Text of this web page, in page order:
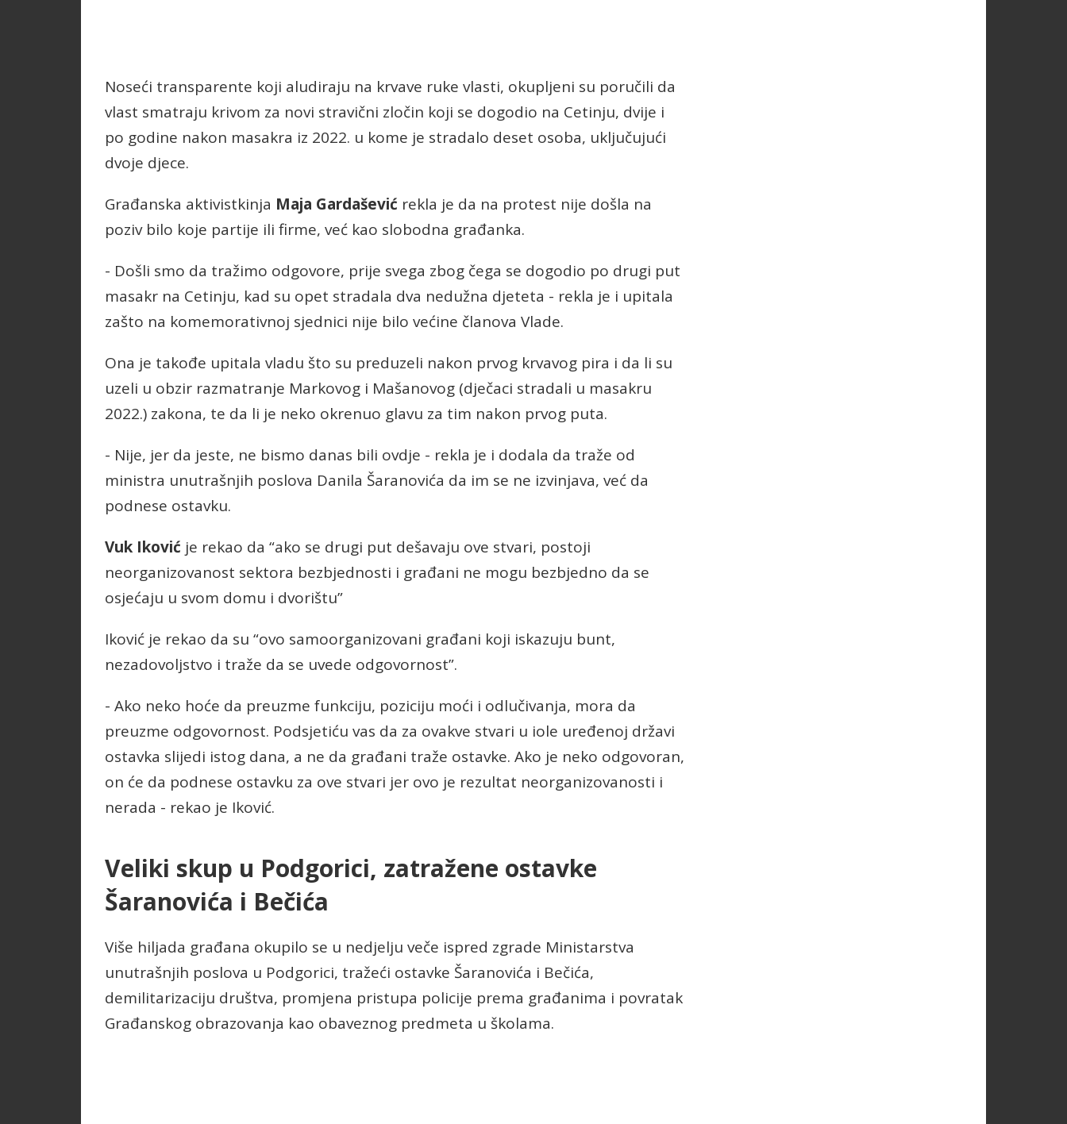
Noseći transparente koji aludiraju na krvave ruke vlasti, okupljeni su poručili da
vlast smatraju krivom za novi stravični zločin koji se dogodio na Cetinju, dvije i
po godine nakon masakra iz 2022. u kome je stradalo deset osoba, uključujući
dvoje djece.
Građanska aktivistkinja Maja Gardašević rekla je da na protest nije došla na
poziv bilo koje partije ili firme, već kao slobodna građanka.
- Došli smo da tražimo odgovore, prije svega zbog čega se dogodio po drugi put
masakr na Cetinju, kad su opet stradala dva nedužna djeteta - rekla je i upitala
zašto na komemorativnoj sjednici nije bilo većine članova Vlade.
Ona je takođe upitala vladu što su preduzeli nakon prvog krvavog pira i da li su
uzeli u obzir razmatranje Markovog i Mašanovog (dječaci stradali u masakru
2022.) zakona, te da li je neko okrenuo glavu za tim nakon prvog puta.
- Nije, jer da jeste, ne bismo danas bili ovdje - rekla je i dodala da traže od
ministra unutrašnjih poslova Danila Šaranovića da im se ne izvinjava, već da
podnese ostavku.
Vuk Iković je rekao da “ako se drugi put dešavaju ove stvari, postoji
neorganizovanost sektora bezbjednosti i građani ne mogu bezbjedno da se
osjećaju u svom domu i dvorištu”
Iković je rekao da su “ovo samoorganizovani građani koji iskazuju bunt,
nezadovoljstvo i traže da se uvede odgovornost”.
- Ako neko hoće da preuzme funkciju, poziciju moći i odlučivanja, mora da
preuzme odgovornost. Podsjetiću vas da za ovakve stvari u iole uređenoj državi
ostavka slijedi istog dana, a ne da građani traže ostavke. Ako je neko odgovoran,
on će da podnese ostavku za ove stvari jer ovo je rezultat neorganizovanosti i
nerada - rekao je Iković.
Veliki skup u Podgorici, zatražene ostavke
Šaranovića i Bečića
Više hiljada građana okupilo se u nedjelju veče ispred zgrade Ministarstva
unutrašnjih poslova u Podgorici, tražeći ostavke Šaranovića i Bečića,
demilitarizaciju društva, promjena pristupa policije prema građanima i povratak
Građanskog obrazovanja kao obaveznog predmeta u školama.